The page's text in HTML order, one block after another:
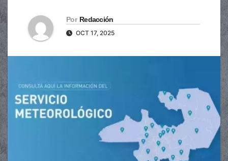
Por Redacción
OCT 17, 2025